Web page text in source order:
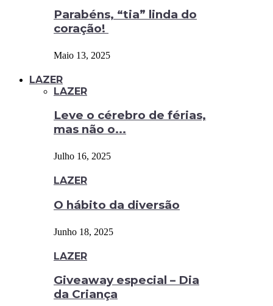
Parabéns, “tia” linda do
coração!
Maio 13, 2025
LAZER
LAZER
Leve o cérebro de férias,
mas não o...
Julho 16, 2025
LAZER
O hábito da diversão
Junho 18, 2025
LAZER
Giveaway especial – Dia
da Criança